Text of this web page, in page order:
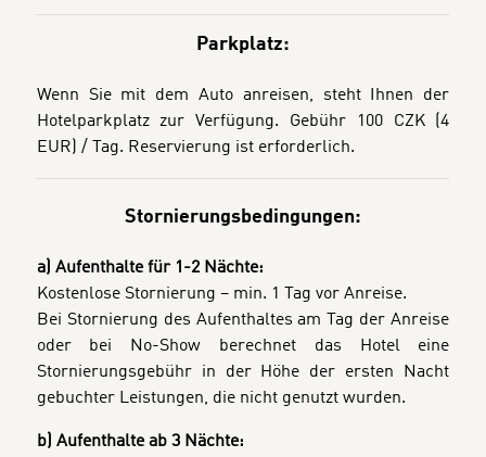
Parkplatz:
Wenn Sie mit dem Auto anreisen, steht Ihnen der
Hotelparkplatz zur Verfügung. Gebühr 100 CZK (4
EUR) / Tag. Reservierung ist erforderlich.
Stornierungsbedingungen:
a) Aufenthalte für 1-2 Nächte:
Kostenlose Stornierung – min. 1 Tag vor Anreise.
Bei Stornierung des Aufenthaltes am Tag der Anreise
oder bei No-Show berechnet das Hotel eine
Stornierungsgebühr in der Höhe der ersten Nacht
gebuchter Leistungen, die nicht genutzt wurden.
b) Aufenthalte ab 3 Nächte: